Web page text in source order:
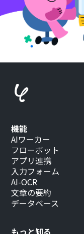
もっと知る
機能
AIワーカー
フローボット
アプリ連携
入力フォーム
AI-OCR
文章の要約
データベース